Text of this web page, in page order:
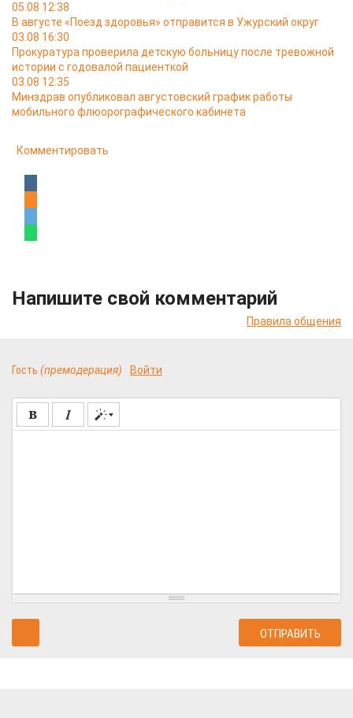
05.08 12:38
В августе «Поезд здоровья» отправится в Ужурский округ
03.08 16:30
Прокуратура проверила детскую больницу после тревожной
истории с годовалой пациенткой
03.08 12:35
Минздрав опубликовал августовский график работы
мобильного флюорографического кабинета
Комментировать
Напишите свой комментарий
Правила общения
Гость (премодерация) Войти